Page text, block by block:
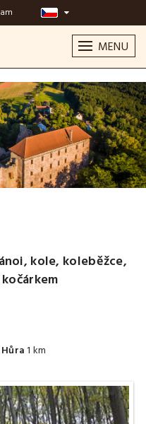
MENU
kole, koleběžce,
1 km